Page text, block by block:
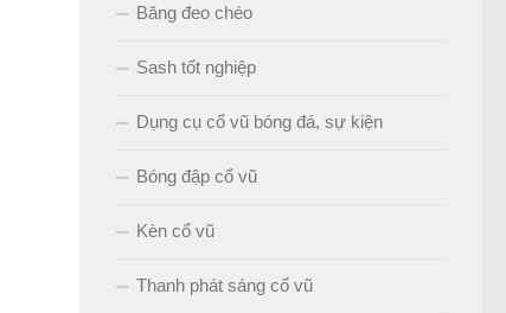
Băng đeo chéo
Sash tốt nghiệp
Dụng cụ cổ vũ bóng đá, sự kiện
Bóng đập cổ vũ
Kèn cổ vũ
Thanh phát sáng cổ vũ